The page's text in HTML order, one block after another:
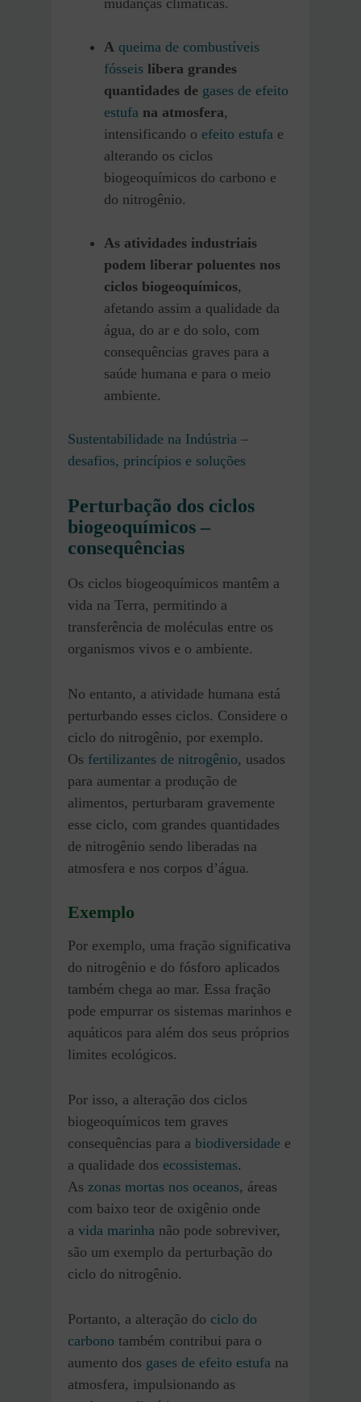
mudanças climáticas.
A queima de combustíveis
fósseis libera grandes
quantidades de gases de efeito
estufa na atmosfera,
intensificando o efeito estufa e
alterando os ciclos
biogeoquímicos do carbono e
do nitrogênio.
As atividades industriais
podem liberar poluentes nos
ciclos biogeoquímicos,
afetando assim a qualidade da
água, do ar e do solo, com
consequências graves para a
saúde humana e para o meio
ambiente.
Sustentabilidade na Indústria –
desafios, princípios e soluções
Perturbação dos ciclos
biogeoquímicos –
consequências
Os ciclos biogeoquímicos mantêm a
vida na Terra, permitindo a
transferência de moléculas entre os
organismos vivos e o ambiente.
No entanto, a atividade humana está
perturbando esses ciclos. Considere o
ciclo do nitrogênio, por exemplo.
Os fertilizantes de nitrogênio, usados
para aumentar a produção de
alimentos, perturbaram gravemente
esse ciclo, com grandes quantidades
de nitrogênio sendo liberadas na
atmosfera e nos corpos d’água.
Exemplo
Por exemplo, uma fração significativa
do nitrogênio e do fósforo aplicados
também chega ao mar. Essa fração
pode empurrar os sistemas marinhos e
aquáticos para além dos seus próprios
limites ecológicos.
Por isso, a alteração dos ciclos
biogeoquímicos tem graves
consequências para a biodiversidade e
a qualidade dos ecossistemas.
As zonas mortas nos oceanos, áreas
com baixo teor de oxigênio onde
a vida marinha não pode sobreviver,
são um exemplo da perturbação do
ciclo do nitrogênio.
Portanto, a alteração do ciclo do
carbono também contribui para o
aumento dos gases de efeito estufa na
atmosfera, impulsionando as